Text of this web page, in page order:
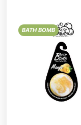
BATH BOMB